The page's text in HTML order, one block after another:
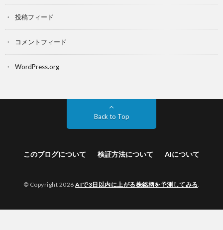
投稿フィード
コメントフィード
WordPress.org
Back to Top
このブログについて 検証方法について AIについて
© Copyright 2026AIで3日以内に上がる株銘柄を予測してみる.